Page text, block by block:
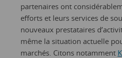
partenaires ont
efforts et leurs services de
nouveaux prestataires
même la situation actuelle
marchés. Citons notamment